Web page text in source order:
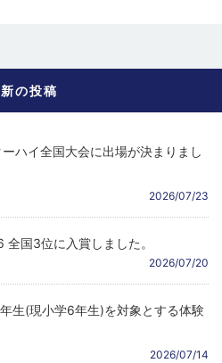
の投稿
ハイ全国大会に出場が決まりまし
2026/07/23
全国3位に入賞しました。
2026/07/20
生(現小学6年生)を対象とする体験
2026/07/14